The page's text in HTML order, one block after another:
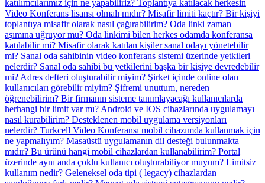
katılımcılarımız için ne yapabiliriz? Toplantıya katılacak herkesin
Video Konferans lisansı olmalı mıdır? Misafir limiti kaçtır? Bir kişiyi
toplantıya misafir olarak nasıl çağırabilirim? Oda linki zaman
aşımına uğruyor mu? Oda linkimi bilen herkes odamda konferansa
katılabilir mi? Misafir olarak katılan kişiler sanal odayı yönetebilir
mi? Sanal oda sahibinin video konferans sistemi üzerinde yetkileri
nelerdir? Sanal oda sahibi bu yetkilerini başka bir kişiye devredebilir
mi? Adres defteri oluşturabilir miyim? Şirket içinde online olan
kullanıcıları görebilir miyim? Şifremi unuttum, nereden
öğrenebilirim? Bir firmanın sisteme tanımlayacağı kullanıcılarda
herhangi bir limit var mı? Android ve IOS cihazlarında uygulamayı
nasıl kurabilirim? Desteklenen mobil uygulama versiyonları
nelerdir? Turkcell Video Konferansı mobil cihazımda kullanmak için
ne yapmalıyım? Masaüstü uygulamanın dil desteği bulunmakta
mıdır? Bu ürünü hangi mobil cihazlardan kullanabilirim? Portal
üzerinde aynı anda çoklu kullanıcı oluşturabiliyor muyum? Limitsiz
kullanım nedir? Geleneksel oda tipi ( legacy) cihazlardan